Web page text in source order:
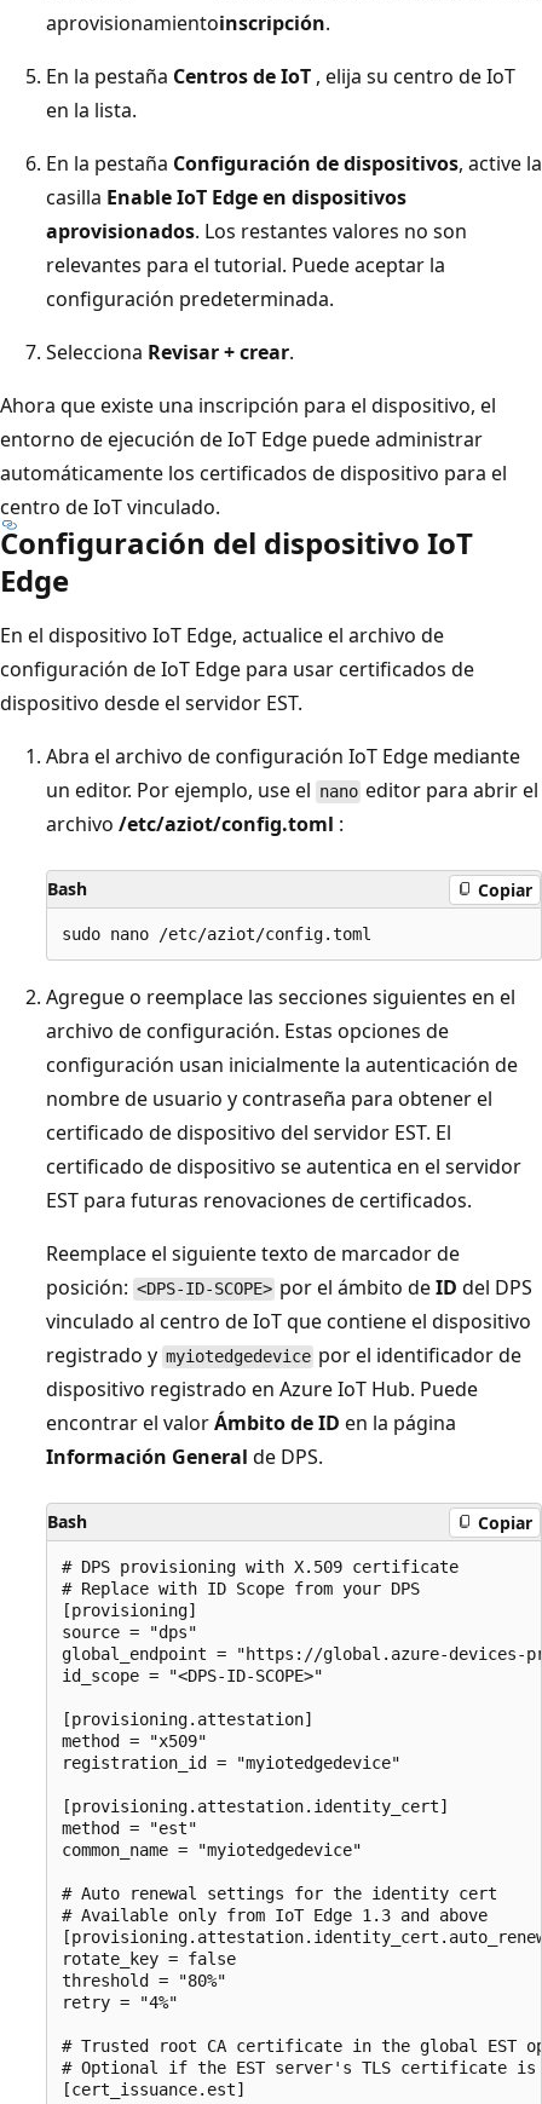
aprovisionamientoinscripción.
En la pestaña Centros de IoT , elija su centro de IoT
en la lista.
En la pestaña Configuración de dispositivos, active la
casilla Enable IoT Edge en dispositivos
aprovisionados. Los restantes valores no son
relevantes para el tutorial. Puede aceptar la
configuración predeterminada.
Selecciona Revisar + crear.
Ahora que existe una inscripción para el dispositivo, el
entorno de ejecución de IoT Edge puede administrar
automáticamente los certificados de dispositivo para el
centro de IoT vinculado.
Configuración del dispositivo IoT
Edge
En el dispositivo IoT Edge, actualice el archivo de
configuración de IoT Edge para usar certificados de
dispositivo desde el servidor EST.
Abra el archivo de configuración IoT Edge mediante
un editor. Por ejemplo, use el nano editor para abrir el
archivo /etc/aziot/config.toml :
Bash Copiar
Agregue o reemplace las secciones siguientes en el
archivo de configuración. Estas opciones de
configuración usan inicialmente la autenticación de
nombre de usuario y contraseña para obtener el
certificado de dispositivo del servidor EST. El
certificado de dispositivo se autentica en el servidor
EST para futuras renovaciones de certificados.
Reemplace el siguiente texto de marcador de
posición: <DPS-ID-SCOPE> por el ámbito deID del DPS
vinculado al centro de IoT que contiene el dispositivo
registrado y myiotedgedevice por el identificador de
dispositivo registrado en Azure IoT Hub. Puede
encontrar el valorÁmbito de ID en la página
Información General de DPS.
Bash Copiar
# DPS provisioning with X.509 certificate
# Replace with ID Scope from your DPS
[provisioning]
source = "dps"
global_endpoint = "https://global.azure-devices-
id_scope = "<DPS-ID-SCOPE>"
[provisioning.attestation]
method = "x509"
registration_id = "myiotedgedevice"
[provisioning.attestation.identity_cert]
method = "est"
common_name = "myiotedgedevice"
# Auto renewal settings for the identity cert
# Available only from IoT Edge 1.3 and above
rotate_key = false
threshold = "80%"
retry = "4%"
# Trusted root CA certificate in the global EST
# Optional if the EST server's TLS certificate
[cert_issuance.est]